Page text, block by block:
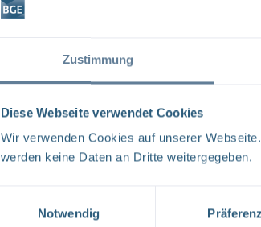
Zustimmung
Diese Webseite verwendet Cookies
Wir verwenden Cookies auf unserer
werden keine Daten an Dritte weitergegeben.
Notwendig
2
BGE
und dem
liebe Leser,